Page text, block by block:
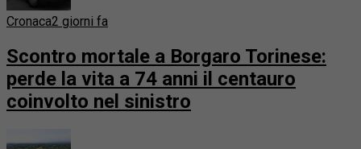
Cronaca2 giorni fa
Scontro mortale a Borgaro Torinese:
perde la vita a 74 anni il centauro
coinvolto nel sinistro